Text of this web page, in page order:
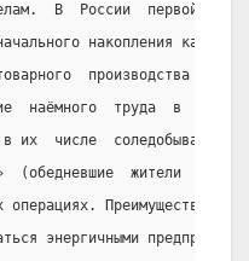
В  России  первой
накопления
производства
наёмного  труда  в
в их  числе
(обедневшие  жители
операциях. Преимущество
энергичными